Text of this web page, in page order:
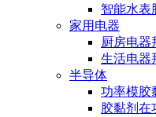
智能水表
家用电器
厨房电器
生活电器
半导体
功率模胶
胶黏剂在